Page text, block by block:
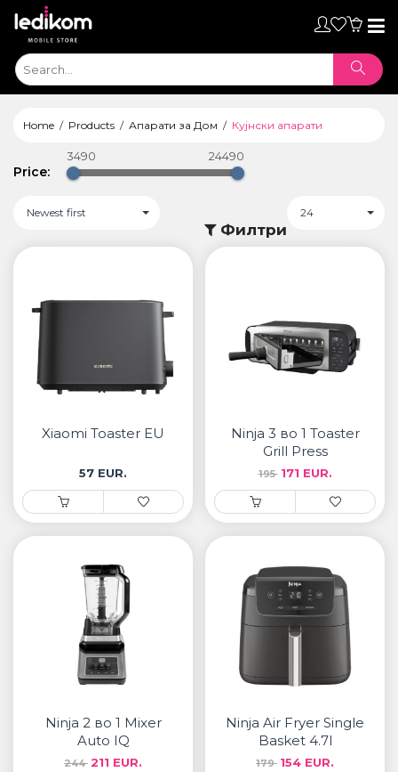
Home Products Апарати за Дом Кујнски апарати
Price:
3490 24490
Newest first 24
Филтри
Xiaomi Toaster EU
57 EUR.
Ninja 3 во 1 Toaster
Grill Press
195 171 EUR.
Ninja 2 во 1 Mixer
Auto IQ
244 211 EUR.
Ninja Air Fryer Single
Basket 4.7l
179 154 EUR.
ТАБЛЕТИ
• iPad
• Samsung
• Xiaomi
РЕМЕНИ ЗА ЧАСОВНИК
• Apple watch
• Galaxy watch
• Останато
PLAYSTATION
AIRTAGS
ПРОЕКТОРИ